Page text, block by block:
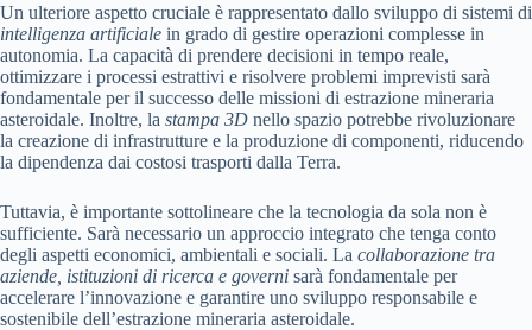
Un ulteriore aspetto cruciale è rappresentato dallo sviluppo di sistemi di
intelligenza artificiale in grado di gestire operazioni complesse in
autonomia. La capacità di prendere decisioni in tempo reale,
ottimizzare i processi estrattivi e risolvere problemi imprevisti sarà
fondamentale per il successo delle missioni di estrazione mineraria
asteroidale. Inoltre, la stampa 3D nello spazio potrebbe rivoluzionare
la creazione di infrastrutture e la produzione di componenti, riducendo
la dipendenza dai costosi trasporti dalla Terra.
Tuttavia, è importante sottolineare che la tecnologia da sola non è
sufficiente. Sarà necessario un approccio integrato che tenga conto
degli aspetti economici, ambientali e sociali. La collaborazione tra
aziende, istituzioni di ricerca e governi sarà fondamentale per
accelerare l’innovazione e garantire uno sviluppo responsabile e
sostenibile dell’estrazione mineraria asteroidale.